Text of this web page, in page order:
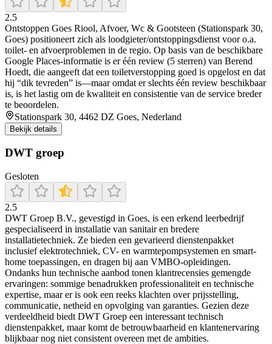
2.5
Ontstoppen Goes Riool, Afvoer, Wc & Gootsteen (Stationspark 30,
Goes) positioneert zich als loodgieter/ontstoppingsdienst voor o.a.
toilet- en afvoerproblemen in de regio. Op basis van de beschikbare
Google Places-informatie is er één review (5 sterren) van Berend
Hoedt, die aangeeft dat een toiletverstopping goed is opgelost en dat
hij “dik tevreden” is—maar omdat er slechts één review beschikbaar
is, is het lastig om de kwaliteit en consistentie van de service breder
te beoordelen.
Stationspark 30, 4462 DZ Goes, Nederland
Bekijk details
DWT groep
Gesloten
2.5
DWT Groep B.V., gevestigd in Goes, is een erkend leerbedrijf
gespecialiseerd in installatie van sanitair en bredere
installatietechniek. Ze bieden een gevarieerd dienstenpakket
inclusief elektrotechniek, CV- en warmtepompsystemen en smart-
home toepassingen, en dragen bij aan VMBO-opleidingen.
Ondanks hun technische aanbod tonen klantrecensies gemengde
ervaringen: sommige benadrukken professionaliteit en technische
expertise, maar er is ook een reeks klachten over prijsstelling,
communicatie, netheid en opvolging van garanties. Gezien deze
verdeeldheid biedt DWT Groep een interessant technisch
dienstenpakket, maar komt de betrouwbaarheid en klantenervaring
blijkbaar nog niet consistent overeen met de ambities.